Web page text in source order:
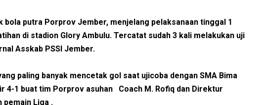
putra Porprov Jember, menjelang pelaksanaan tinggal 1
di stadion Glory Ambulu. Tercatat sudah 3 kali melakukan uji
Asskab PSSI Jember.
paling banyak mencetak gol saat ujicoba dengan SMA Bima
4-1 buat tim Porprov asuhan Coach M. Rofiq dan Direktur
pemain Liga .